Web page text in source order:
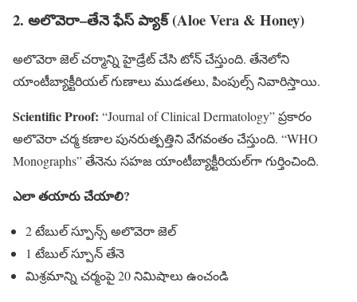
2. అలొవెరా–తేనె ఫేస్ ప్యాక్ (Aloe Vera & Honey)
అలొవెరా జెల్ చర్మాన్ని హైడ్రేట్ చేసి టోన్ చేస్తుంది. తేనెలోని
యాంటీబ్యాక్టీరియల్ గుణాలు ముడతలు, పింపుల్స్ నివారిస్తాయి.
Scientific Proof: “Journal of Clinical Dermatology” ప్రకారం
అలొవెరా చర్మ కణాల పునరుత్పత్తిని వేగవంతం చేస్తుంది. “WHO
Monographs” తేనెను సహజ యాంటీబ్యాక్టీరియల్‌గా గుర్తించింది.
ఎలా తయారు చేయాలి?
2 టేబుల్ స్పూన్స్ అలొవెరా జెల్
1 టేబుల్ స్పూన్ తేనె
మిశ్రమాన్ని చర్మంపై 20 నిమిషాలు ఉంచండి